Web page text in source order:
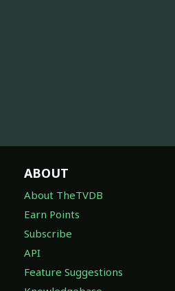
ABOUT
About TheTVDB
Earn Points
Subscribe
API
Feature Suggestions